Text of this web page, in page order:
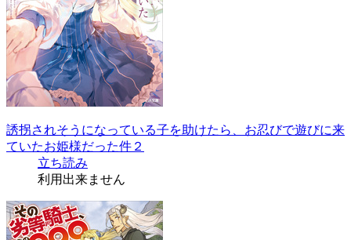
誘拐されそうになっている子を助けたら、お忍びで遊びに来
ていたお姫様だった件２
立ち読み
利用出来ません